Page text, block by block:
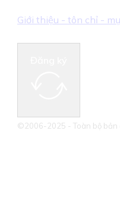
Giới thiệu - tôn chỉ -
©2006-2025 - Toàn bộ bản